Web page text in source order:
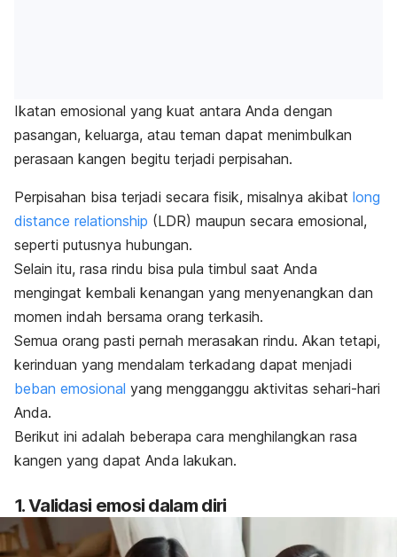
Ikatan emosional yang kuat antara Anda dengan
pasangan, keluarga, atau teman dapat menimbulkan
perasaan kangen begitu terjadi perpisahan.
Perpisahan bisa terjadi secara fisik, misalnya akibat long
distance relationship (LDR) maupun secara emosional,
seperti putusnya hubungan.
Selain itu, rasa rindu bisa pula timbul saat Anda
mengingat kembali kenangan yang menyenangkan dan
momen indah bersama orang terkasih.
Semua orang pasti pernah merasakan rindu. Akan tetapi,
kerinduan yang mendalam terkadang dapat menjadi
beban emosional yang mengganggu aktivitas sehari-hari
Anda.
Berikut ini adalah beberapa cara menghilangkan rasa
kangen yang dapat Anda lakukan.
1. Validasi emosi dalam diri